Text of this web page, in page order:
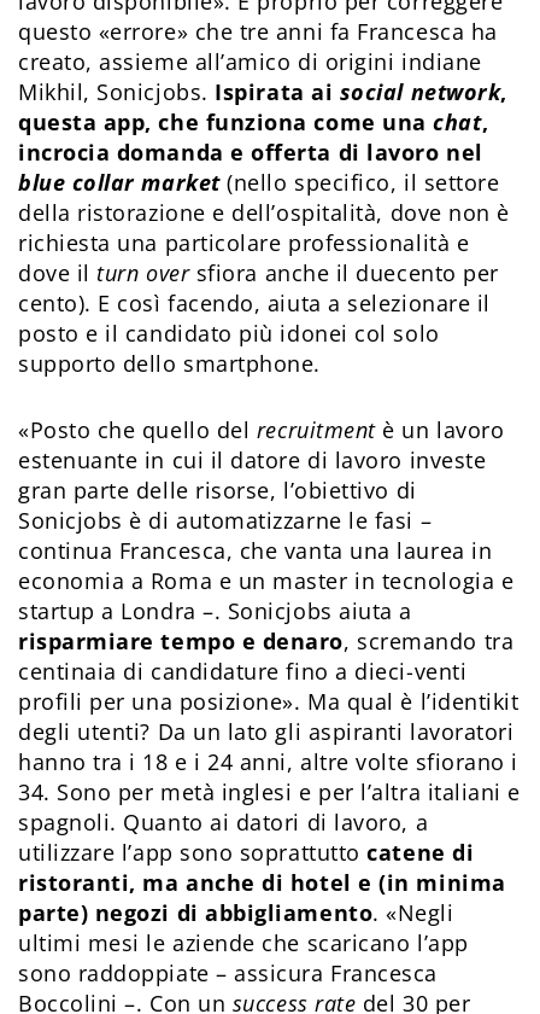
questo «errore» che tre anni fa Francesca ha
creato, assieme all’amico di origini indiane
Mikhil, Sonicjobs. Ispirata ai social network,
questa app, che funziona come unachat,
incrocia domanda e offerta di lavoro nel
blue collar market(nello specifico, il settore
della ristorazione e dell’ospitalità, dove non è
richiesta una particolare professionalità e
dove il turn oversfiora anche il duecento per
cento). E così facendo, aiuta a selezionare il
posto e il candidato più idonei col solo
supporto dello smartphone.
«Posto che quello del recruitment è un lavoro
estenuante in cui il datore di lavoro investe
gran parte delle risorse, l’obiettivo di
Sonicjobs è di automatizzarne le fasi –
continua Francesca, che vanta una laurea in
economia a Roma e un master in tecnologia e
startup a Londra –. Sonicjobs aiuta a
risparmiare tempo e denaro, scremando tra
centinaia di candidature fino a dieci-venti
profili per una posizione». Ma qual è l’identikit
degli utenti? Da un lato gli aspiranti lavoratori
hanno tra i 18 e i 24 anni, altre volte sfiorano i
34. Sono per metà inglesi e per l’altra italiani e
spagnoli. Quanto ai datori di lavoro, a
utilizzare l’app sono soprattuttocatene di
ristoranti, ma anche di hotel e (in minima
parte) negozi di abbigliamento. «Negli
ultimi mesi le aziende che scaricano l’app
sono raddoppiate – assicura Francesca
Boccolini –. Con un success rate del 30 per